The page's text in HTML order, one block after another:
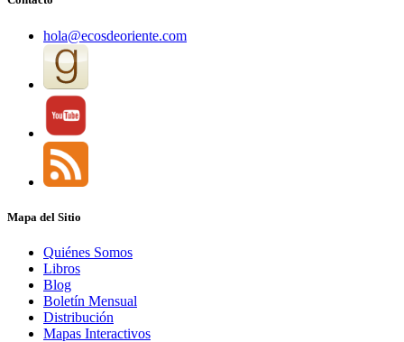
hola@ecosdeoriente.com
Mapa del Sitio
Quiénes Somos
Libros
Blog
Boletín Mensual
Distribución
Mapas Interactivos